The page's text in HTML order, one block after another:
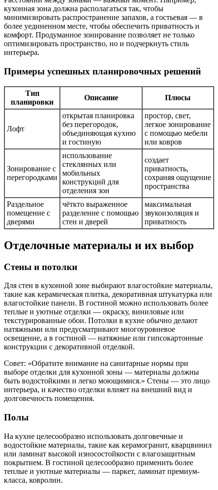
кухонная зона должна располагаться так, чтобы
минимизировать распространение запахов, а гостьевая — в
более уединенном месте, чтобы обеспечить приватность и
комфорт. Продуманное зонирование позволяет не только
оптимизировать пространство, но и подчеркнуть стиль
интерьера.
Примеры успешных планировочных решений
Тип
планировки
Описание Плюсы
Лофт
открытая планировка
без перегородок,
объединяющая кухню
и гостиную
простор, свет,
легкое зонирование
с помощью мебели
или ковров
Зонирование с
перегородками
использование
стеклянных или
мобильных
конструкций для
отделения зон
создает
приватность,
сохраняя ощущение
пространства
Раздельное
помещение с
дверями
чёткто выраженное
разделение с помощью
стен и дверей
максимальная
звукоизоляция и
приватность
Отделочные материалы и их выбор
Стены и потолки
Для стен в кухонной зоне выбирают влагостойкие материалы,
такие как керамическая плитка, декоративная штукатурка или
влагостойкие панели. В гостиной можно использовать более
теплые и уютные отделки — окраску, виниловые или
текстурированные обои. Потолки в кухне обычно делают
натяжными или предусматривают многоуровневое
освещение, а в гостиной — натяжные или гипсокартонные
конструкции с декоративной отделкой.
Совет: «Обратите внимание на санитарные нормы при
выборе отделки для кухонной зоны — материалы должны
быть водостойкими и легко моющимися.» Стены — это лицо
интерьера, и качество отделки влияет на внешний вид и
долговечность помещения.
Полы
На кухне целесообразно использовать долговечные и
водостойкие материалы, такие как керамогранит, кварцвинил
или ламинат высокой износостойкости с влагозащитным
покрытием. В гостиной целесообразно применить более
теплые и уютные материалы — паркет, ламинат премиум-
класса, ковролин.